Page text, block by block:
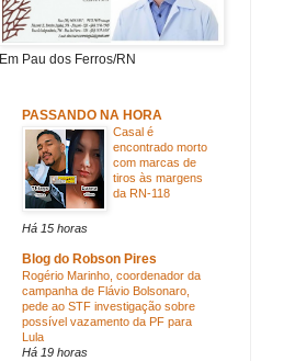
Em Pau dos Ferros/RN
PASSANDO NA HORA
Casal é
encontrado morto
com marcas de
tiros às margens
da RN-118
Há 15 horas
Blog do Robson Pires
Rogério Marinho, coordenador da
campanha de Flávio Bolsonaro,
pede ao STF investigação sobre
possível vazamento da PF para
Lula
Há 19 horas